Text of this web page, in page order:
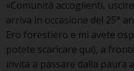
«Comunità accoglienti,
arriva in occasione del 25°
Ero forestiero e mi avete
potete scaricare qui), a
invita a passare dalla paura